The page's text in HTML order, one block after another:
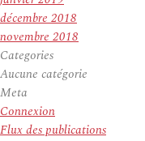
décembre 2018
novembre 2018
Categories
Aucune catégorie
Meta
Connexion
Flux des publications